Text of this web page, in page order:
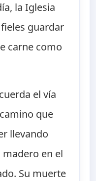
la Iglesia
guardar
carne como
el vía
que
llevando
en el
Su muerte